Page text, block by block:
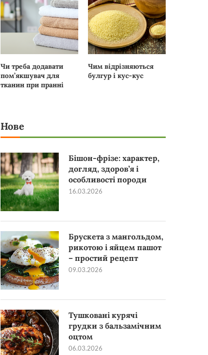
Чи треба додавати
пом’якшувач для
тканин при пранні
Чим відрізняються
булгур і кус-кус
Нове
Бішон-фрізе: характер,
догляд, здоров’я і
особливості породи
16.03.2026
Брускета з мангольдом,
рикотою і яйцем пашот
– простий рецепт
09.03.2026
Тушковані курячі
грудки з бальзамічним
оцтом
06.03.2026